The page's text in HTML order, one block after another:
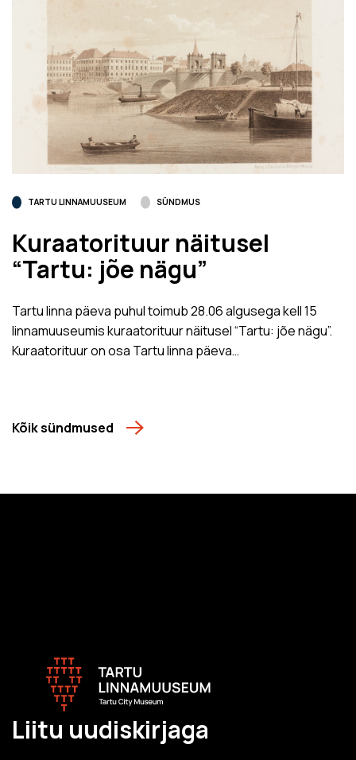
TARTU LINNAMUUSEUM SÜNDMUS
Kuraatorituur näitusel
“Tartu: jõe nägu”
Tartu linna päeva puhul toimub 28.06 algusega kell 15
linnamuuseumis kuraatorituur näitusel “Tartu: jõe nägu”.
Kuraatorituur on osa Tartu linna päeva…
Kõik sündmused
Liitu uudiskirjaga